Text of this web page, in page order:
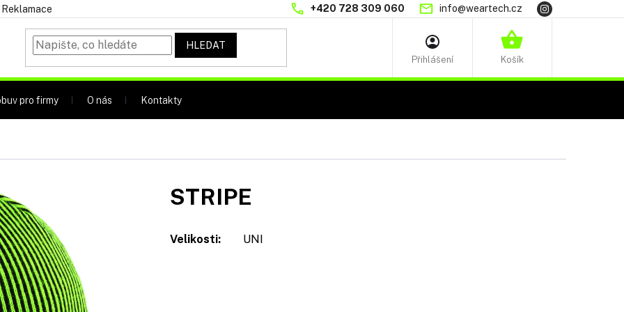
+420 728 309 060 info@weartech.cz
Reklamace
HLEDAT
NÁKUPNÍ
pro firmy O nás Kontakty
Velikosti: UNI
STRIPE